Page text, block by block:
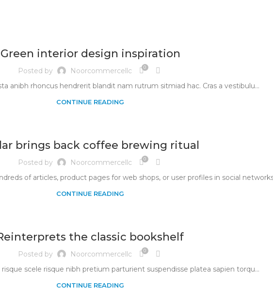
Green interior design inspiration
Posted by Noorcommercellc 0
anibh rhoncus hendrerit blandit nam rutrum sitmiad hac. Cras a vestibulu...
CONTINUE READING
brings back coffee brewing ritual
Posted by Noorcommercellc 0
of articles, product pages for web shops, or user profiles in social
CONTINUE READING
the classic bookshelf
Posted by Noorcommercellc 0
scele risque nibh pretium parturient suspendisse platea sapien torqu...
CONTINUE READING